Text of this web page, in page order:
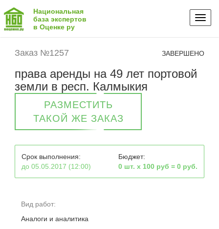
Национальная
база экспертов
в Оценке ру
Заказ №1257 ЗАВЕРШЕНО
права аренды на 49 лет портовой
земли в респ. Калмыкия
РАЗМЕСТИТЬ
ТАКОЙ ЖЕ ЗАКАЗ
Срок выполнения:
до 05.05.2017 (12:00)
Бюджет:
0 шт. х 100 руб = 0 руб.
Вид работ:
Аналоги и аналитика